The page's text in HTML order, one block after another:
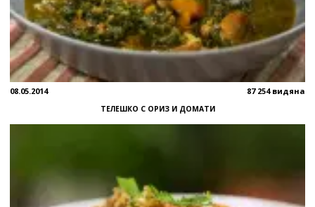
08.05.2014 87 254 видяна
ТЕЛЕШКО С ОРИЗ И ДОМАТИ